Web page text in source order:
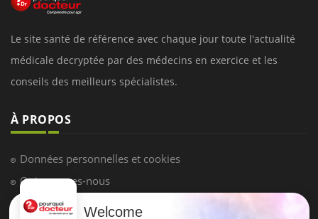
Le site santé de référence avec chaque jour toute l'actualité
médicale decryptée par des médecins en exercice et les
conseils des meilleurs spécialistes.
À PROPOS
Données personnelles et cookies
Qui sommes-nous
Conditions d'utilisation
Welcome